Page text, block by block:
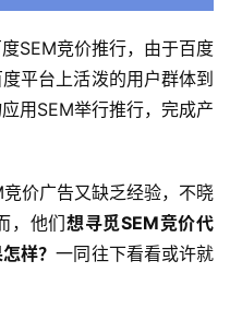
SEM竞价推行，由于百度
平台上活泼的用户群体到
用SEM举行推行，完成产
价广告又缺乏经验，不晓
，他们想寻觅SEM竞价代
样？一同往下看看或许就